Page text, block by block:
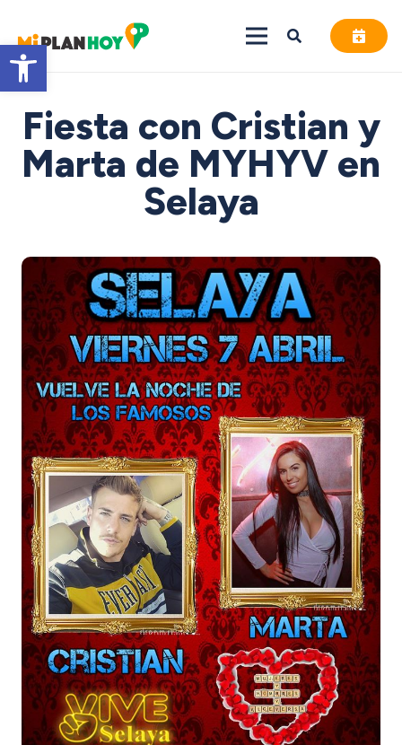
Abrir barra de herramientas
Fiesta con Cristian y
Marta de MYHYV en
Selaya